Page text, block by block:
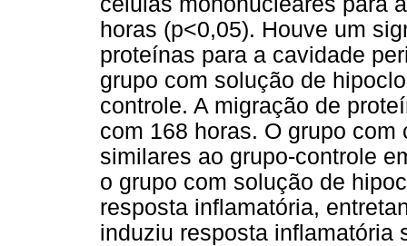
horas (p<0,05). Houve um
proteínas para a cavidade
grupo com solução de
controle. A migração de
com 168 horas. O grupo
similares ao grupo-controle
o grupo com solução de
resposta inflamatória,
induziu resposta inflamatória